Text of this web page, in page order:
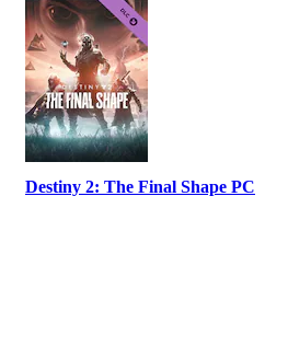
Destiny 2: The Final Shape PC